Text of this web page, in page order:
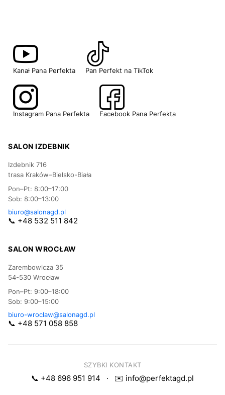
Kanał Pana Perfekta Pan Perfekt na TikTok
Instagram Pana Perfekta Facebook Pana Perfekta
SALON IZDEBNIK
Izdebnik 716
trasa Kraków–Bielsko-Biała
Pon–Pt: 8:00–17:00
Sob: 8:00–13:00
biuro@salonagd.pl
📞 +48 532 511 842
SALON WROCŁAW
Zarembowicza 35
54-530 Wrocław
Pon–Pt: 9:00–18:00
Sob: 9:00–15:00
biuro-wroclaw@salonagd.pl
📞 +48 571 058 858
SZYBKI KONTAKT
📞 +48 696 951 914 · ✉️ info@perfektagd.pl